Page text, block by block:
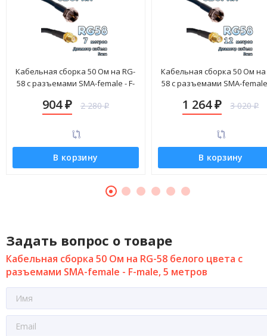
Кабельная сборка 50 Ом на RG-
58 с разъемами SMA-female - F-
904 ₽ 2 280₽
В корзину
Кабельная сборка 50 Ом на
58 с разъемами SMA-
1 264₽ 3 020₽
В корзину
Задать вопрос о товаре
Кабельная сборка 50 Ом на RG-58 белого цвета с
разъемами SMA-female - F-male, 5 метров